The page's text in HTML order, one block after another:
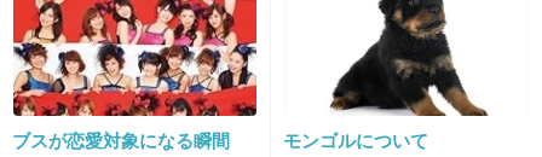
広末涼子はいつから主演級じゃなくなったの？
+5
29. 匿名2018/02/08(木) 12:45:19
ブスが恋愛対象になる瞬間 モンゴルについて